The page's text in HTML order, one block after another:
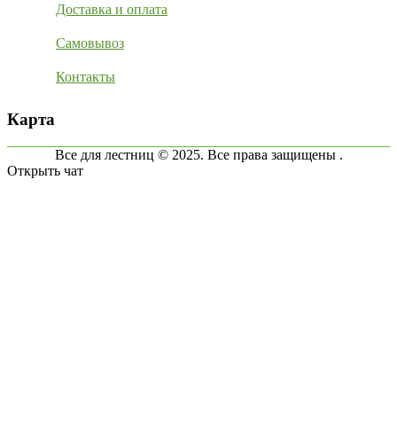
Доставка и оплата
Самовывоз
Контакты
Карта
Все для лестниц © 2025. Все права защищены .
Открыть чат